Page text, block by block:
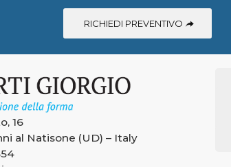
RICHIEDI PREVENTIVO
16
al Natisone (UD) – Italy